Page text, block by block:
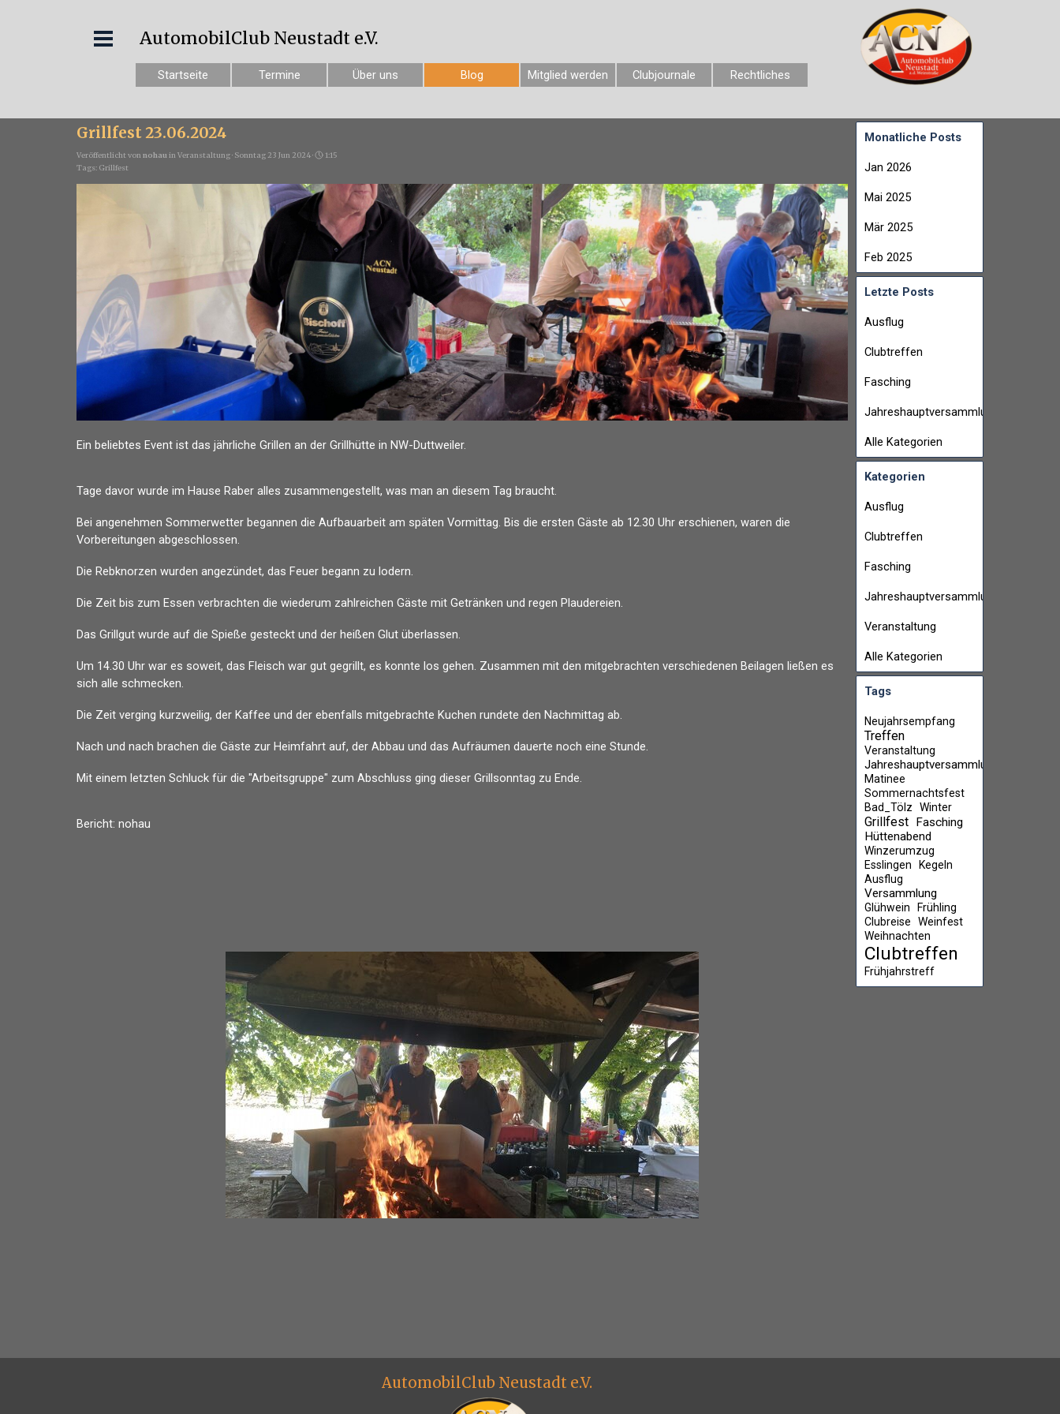
AutomobilClub Neustadt e.V.
Startseite Termine Über uns Blog Mitglied werden Clubjournale Rechtliches
Grillfest 23.06.2024
Veröffentlicht von nohauin Veranstaltung· Sonntag 23 Jun 2024 ·
1:15
Tags: Grillfest
Ein beliebtes Event ist das jährliche Grillen an der Grillhütte in NW-Duttweiler.
Tage davor wurde im Hause Raber alles zusammengestellt, was man an diesem Tag braucht.
Bei angenehmen Sommerwetter begannen die Aufbauarbeit am späten Vormittag. Bis die ersten Gäste ab 12.30 Uhr erschienen, waren die
Vorbereitungen abgeschlossen.
Die Rebknorzen wurden angezündet, das Feuer begann zu lodern.
Die Zeit bis zum Essen verbrachten die wiederum zahlreichen Gäste mit Getränken und regen Plaudereien.
Das Grillgut wurde auf die Spieße gesteckt und der heißen Glut überlassen.
Um 14.30 Uhr war es soweit, das Fleisch war gut gegrillt, es konnte los gehen. Zusammen mit den mitgebrachten verschiedenen Beilagen ließen es
sich alle schmecken.
Die Zeit verging kurzweilig, der Kaffee und der ebenfalls mitgebrachte Kuchen rundete den Nachmittag ab.
Nach und nach brachen die Gäste zur Heimfahrt auf, der Abbau und das Aufräumen dauerte noch eine Stunde.
Mit einem letzten Schluck für die "Arbeitsgruppe" zum Abschluss ging dieser Grillsonntag zu Ende.
Bericht: nohau
Monatliche Posts
Jan 2026
Mai 2025
Mär 2025
Feb 2025
Letzte Posts
Ausflug
Clubtreffen
Fasching
Jahreshauptversammlung
Alle Kategorien
Kategorien
Ausflug
Clubtreffen
Fasching
Jahreshauptversammlung
Veranstaltung
Alle Kategorien
Tags
Neujahrsempfang
Treffen
Veranstaltung
Jahreshauptversammlung
Matinee
Sommernachtsfest
Bad_Tölz
Winter
Grillfest Fasching
Hüttenabend
Winzerumzug
Esslingen
Kegeln
Ausflug
Versammlung
Glühwein
Frühling
Clubreise
Weinfest
Weihnachten
Clubtreffen
Frühjahrstreff
AutomobilClub Neustadt e.V.